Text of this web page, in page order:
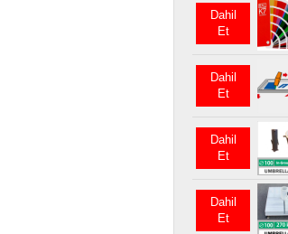
Dahil
Et
Dahil
Et
Dahil
Et
Dahil
Et